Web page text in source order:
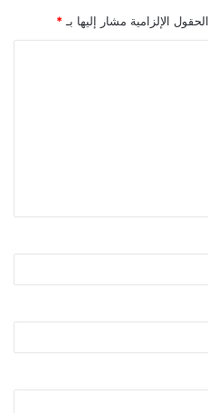
الحقول الإلزامية مشار إليها بـ *